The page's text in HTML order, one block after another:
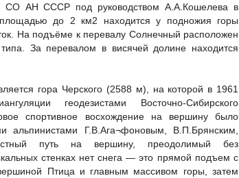
СО АН СССР под руководством А.А.Кошелева в
до 2 км2 находится у подножия горы
На подъёме к перевалу Солнечный расположен
За перевалом в висячей долине находится
гора Черского (2588 м), на которой в 1961
геодезистами Восточно-Сибирского
спортивное восхождение на вершину было
альпинистами Г.В.Ага¬фоновым, В.П.Брянским,
путь на вершину, преодолимый без
стенках нет снега — это прямой подъем с
Птица и главным массивом горы, затем